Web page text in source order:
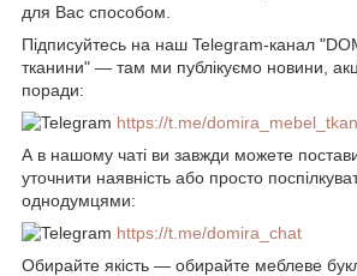
для Вас способом.
Підписуйтесь на наш Telegram-канал
тканини" — там ми публікуємо новини,
поради:
https://t.me/
А в нашому чаті ви завжди можете
уточнити наявність або просто
однодумцями:
https://t.me/domira_chat
Обирайте якість — обирайте меблеве